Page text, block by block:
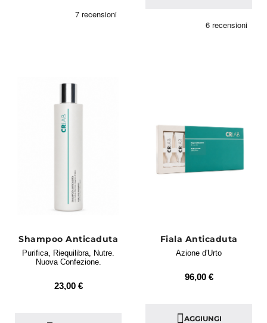
Shampoo Anticaduta
Purifica, Riequilibra, Nutre.
Nuova Confezione.
23,00 €
Fiala Anticaduta
Azione d'Urto
96,00 €
AGGIUNGI